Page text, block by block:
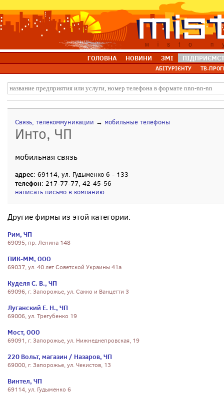
ГОЛОВНА НОВИНИ ЗМІ
АБІТУРІЄНТУ ТВ-
Связь, телекоммуникации → мобильные телефоны
Инто, ЧП
мобильная связь
адрес: 69114, ул. Гудыменко 6 - 133
телефон: 217-77-77, 42-45-56
написать письмо в компанию
Другие фирмы из этой категории:
Рим, ЧП
69095, пр. Ленина 148
ПИК-ММ, ООО
69037, ул. 40 лет Советской Украины 41а
Куделя С. В., ЧП
69096, г. Запорожье, ул. Сакко и Ванцетти 3
Луганский Е. Н., ЧП
69006, ул. Трегубенко 19
Мост, ООО
69091, г. Запорожье, ул. Нижнеднепровская, 19
220 Вольт, магазин / Назаров, ЧП
69000, г. Запорожье, ул. Чекистов, 13
Винтел, ЧП
69114, ул. Гудыменко 6